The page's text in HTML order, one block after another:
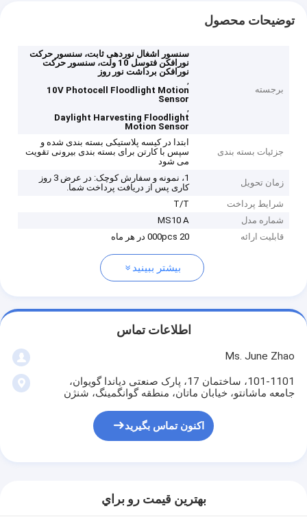
توضیحات محصول
برجسته
سنسور اشغال نوردهی ثابت، سنسور حرکت
نورافکن فتوسل 10 ولت، سنسور حرکت
نورافکن برداشت نور روز
,
10V Photocell Floodlight Motion
Sensor
,
Daylight Harvesting Floodlight
Motion Sensor
جزئیات بسته بندی
ابتدا در کیسه پلاستیکی بسته بندی شده و
سپس با کارتن برای بسته بندی بیرونی تقویت
می شود
زمان تحویل
1، نمونه و سفارش کوچک: در عرض 3 روز
کاری پس از دریافت پرداخت شما.
شرایط پرداخت
T/T
شماره مدل
MS10 A
قابلیت ارائه
20 000pcs در هر ماه
بیشتر ببینید
اطلاعات تماس
Ms. June Zhao
101-1101، ساختمان 17، پارک صنعتی دیاندا گویوان،
جامعه ماشانتو، خیابان ماتان، منطقه گوانگمینگ، شنژن
اکنون تماس بگیرید
بهترين قيمت رو براي